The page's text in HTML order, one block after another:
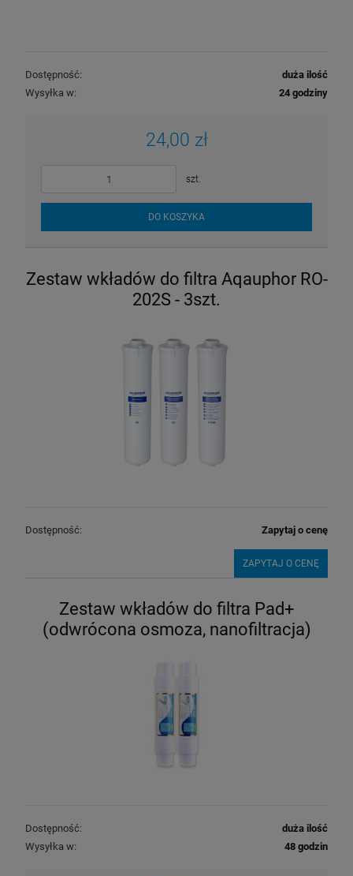
Dostępność:
duża ilość
Wysyłka w:
24 godziny
24,00 zł
szt.
DO KOSZYKA
Zestaw wkładów do filtra Aqauphor RO-
202S - 3szt.
Dostępność: Zapytaj o cenę
ZAPYTAJ O CENĘ
Zestaw wkładów do filtra Pad+
(odwrócona osmoza, nanofiltracja)
Dostępność:
duża ilość
Wysyłka w:
48 godzin